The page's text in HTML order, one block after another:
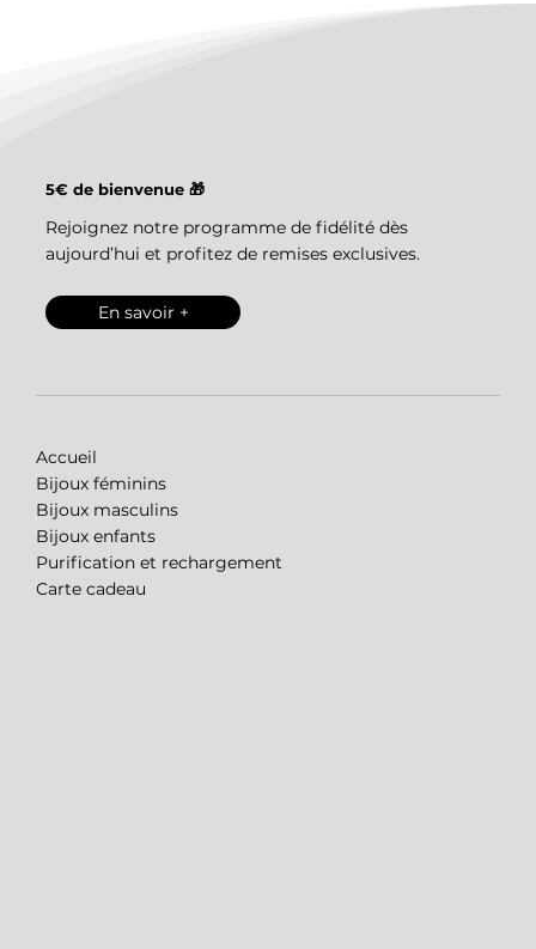
5€ de bienvenue 🎁
Rejoignez notre programme de fidélité dès
aujourd’hui et profitez de remises exclusives.
En savoir +
Accueil
Bijoux féminins
Bijoux masculins
Bijoux enfants
Purification et rechargement
Carte cadeau